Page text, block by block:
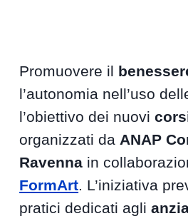
Promuovere il
l’autonomia nell’uso
l’obiettivo dei nuovi
organizzati da ANAP
Ravenna in
FormArt. L’iniziativa
pratici dedicati agli